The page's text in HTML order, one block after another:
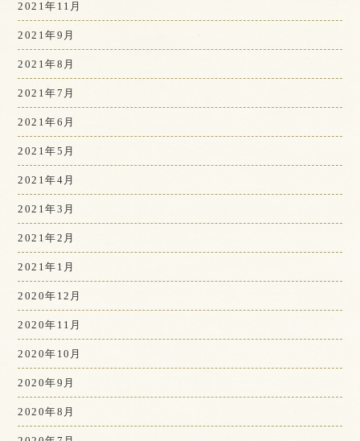
2021年11月
2021年9月
2021年8月
2021年7月
2021年6月
2021年5月
2021年4月
2021年3月
2021年2月
2021年1月
2020年12月
2020年11月
2020年10月
2020年9月
2020年8月